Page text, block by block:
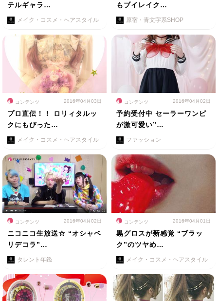
テルギャラ…
メイク・コスメ・ヘアスタイル
もブイレイク…
原宿・青文字系SHOP
コンテンツ 2016年04月03日
プロ直伝！！ ロリィタルッ
クにもぴった…
メイク・コスメ・ヘアスタイル
コンテンツ 2016年04月02日
予約受付中 セーラーワンピ
が激可愛い”…
ファッション
コンテンツ 2016年04月02日
ニコニコ生放送☆ “オシャベ
リデコラ”…
タレント年鑑
コンテンツ 2016年04月01日
黒グロスが新感覚 “ブラッ
ク”のツヤめ…
メイク・コスメ・ヘアスタイル